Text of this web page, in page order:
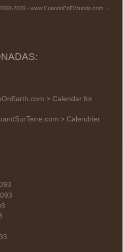
2026 - www.CuandoEnElMundo.com
> Calendar for
> Calendrier